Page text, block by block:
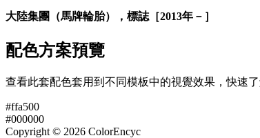
大陸集團（馬牌輪胎），標誌［2013年－］
配色方案預覽
查看此套配色套用到不同模板中的視覺效果，快速
#ffa500
#000000
Copyright © 2026 ColorEncyc